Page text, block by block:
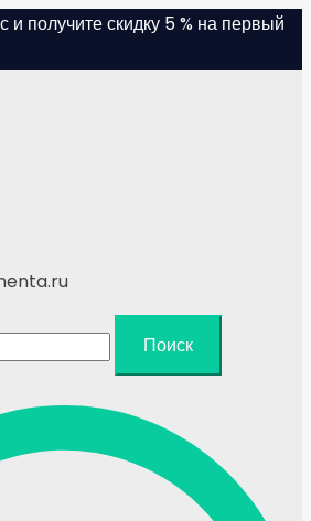
и получите скидку 5 % на первый
Поиск